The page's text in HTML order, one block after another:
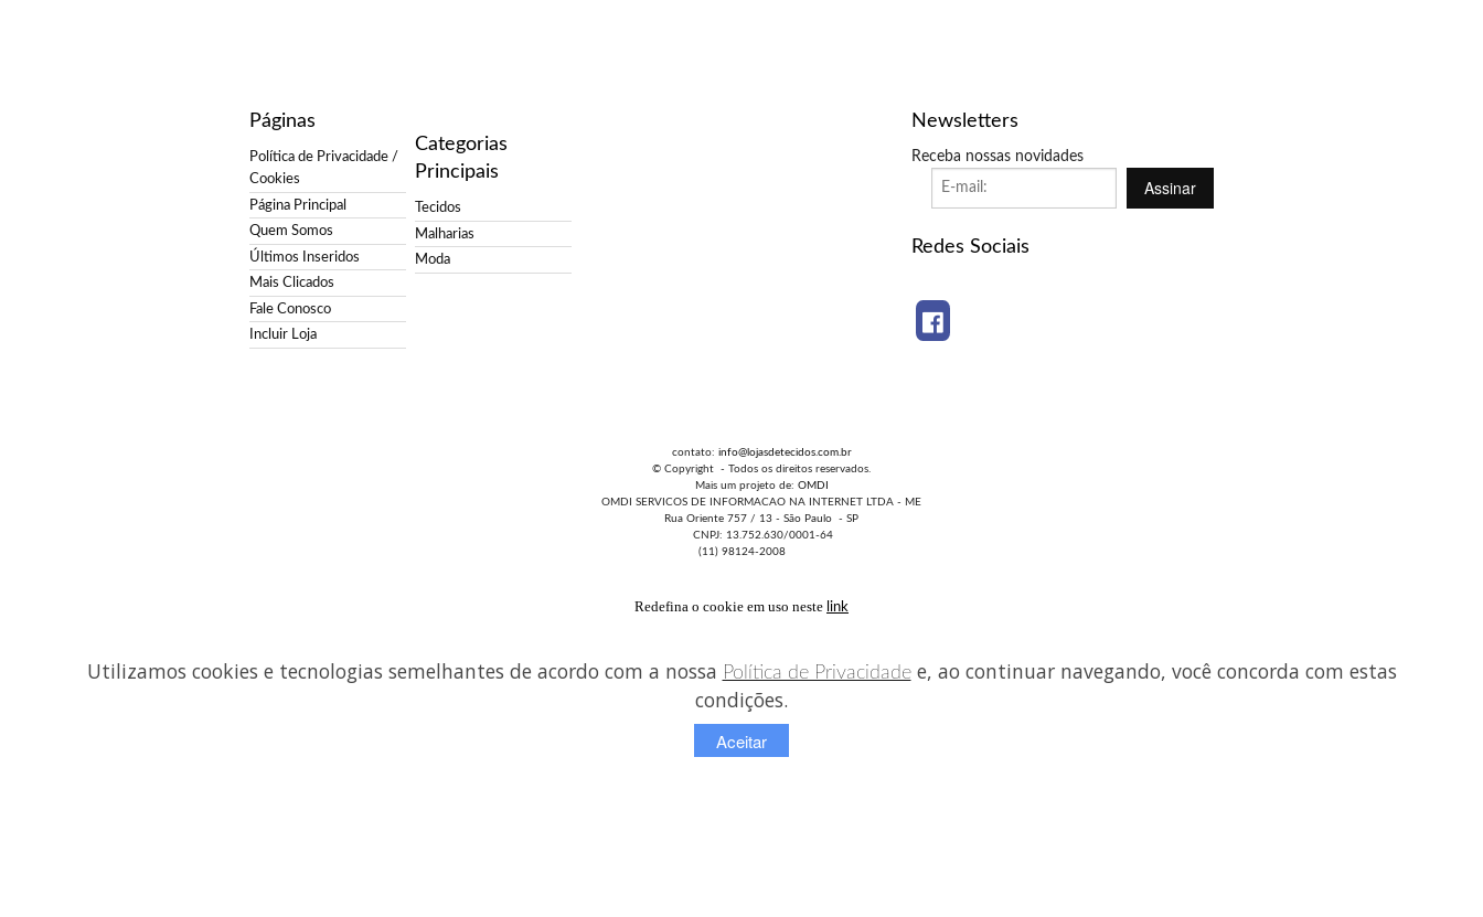
Páginas
Política de Privacidade /
Cookies
Página Principal
Quem Somos
Últimos Inseridos
Mais Clicados
Fale Conosco
Incluir Loja
Categorias
Principais
Tecidos
Malharias
Moda
Newsletters
Receba nossas novidades
Assinar
Redes Sociais
contato: info@lojasdetecidos.com.br
© Copyright - Todos os direitos reservados.
Mais um projeto de: OMDI
OMDI SERVICOS DE INFORMACAO NA INTERNET LTDA - ME
Rua Oriente 757 / 13 - São Paulo - SP
CNPJ: 13.752.630/0001-64
(11) 98124-2008
Redefina o cookie em uso neste link
Utilizamos cookies e tecnologias semelhantes de acordo com a nossa Política de Privacidadee, ao continuar navegando, você concorda com estas
condições.
Aceitar